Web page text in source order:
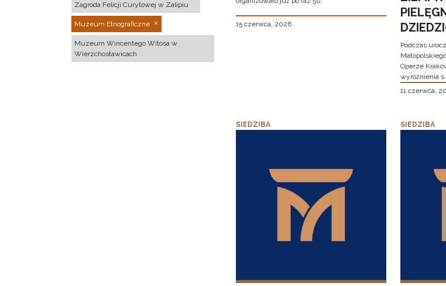
Zagroda Felicji Curyłowej w Zalipiu
Muzeum Etnograficzne
Muzeum Wincentego Witosa w
Wierzchosławicach
15 czerwca, 2026
Podczas
Operze
wyróżnienia s
11 czerwca,
SIEDZIBA SIEDZIBA